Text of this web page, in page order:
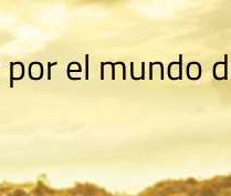
el mundo